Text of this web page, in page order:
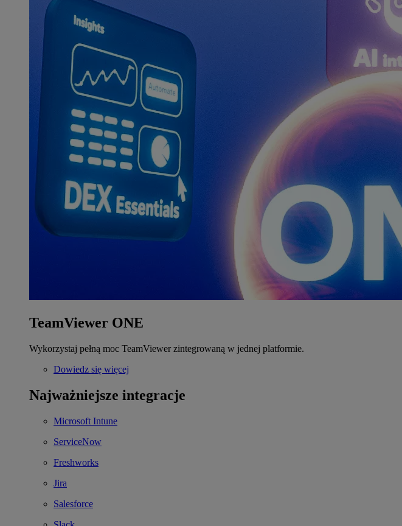
TeamViewer ONE
Wykorzystaj pełną moc TeamViewer zintegrowaną w jednej platformie.
Dowiedz się więcej
Najważniejsze integracje
Microsoft Intune
ServiceNow
Freshworks
Jira
Salesforce